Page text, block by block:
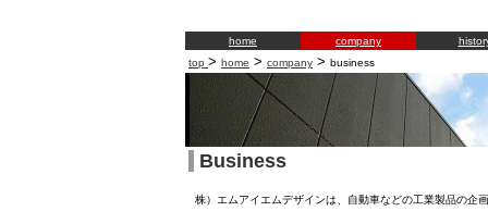
home company
top > home > company > business
Business
株）エムアイエムデザインは、自動車などの工業製品の